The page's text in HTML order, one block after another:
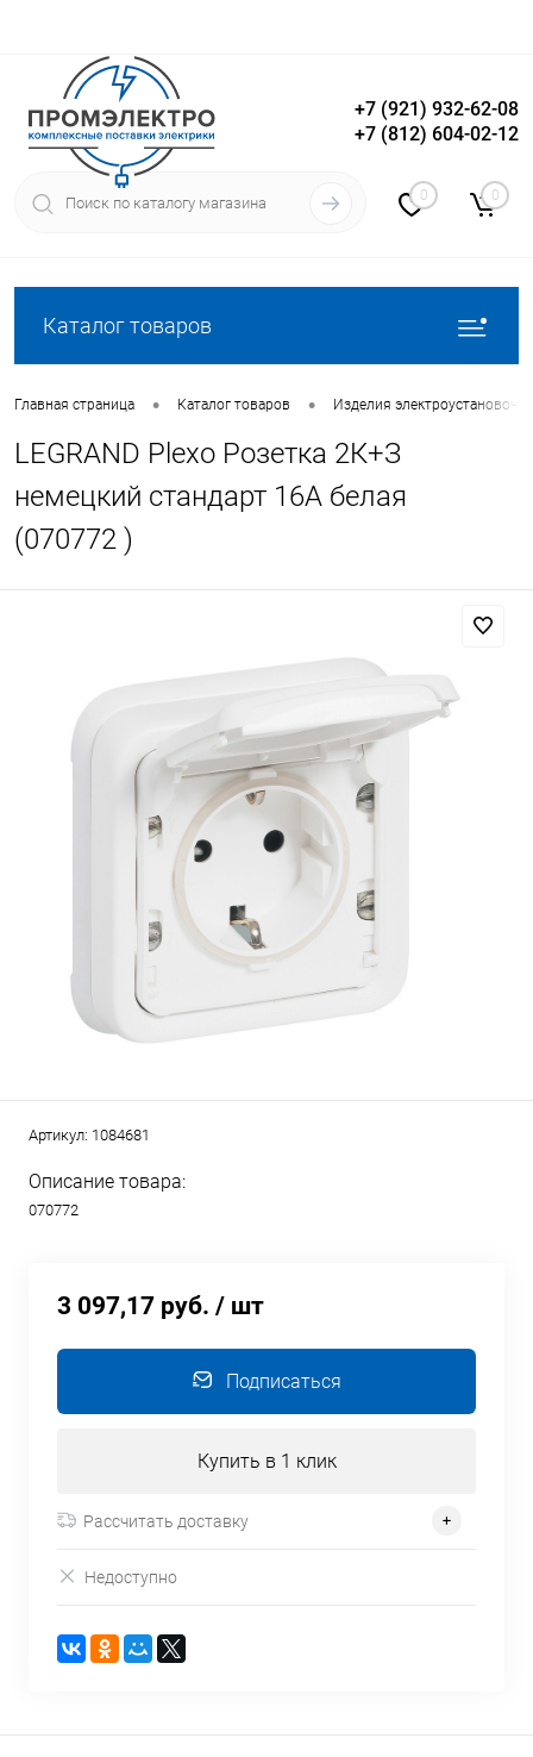
Вход Регистрация
+7 (921) 932-62-08
+7 (812) 604-02-12
0 0
Каталог товаров
Главная страница • Каталог товаров • Изделия
LEGRAND Plexo Розетка 2К+З
немецкий стандарт 16А белая
(070772 )
Артикул: 1084681
Описание товара:
070772
3 097,17 руб. / шт
Подписаться
Купить в 1 клик
Рассчитать доставку
Недоступно